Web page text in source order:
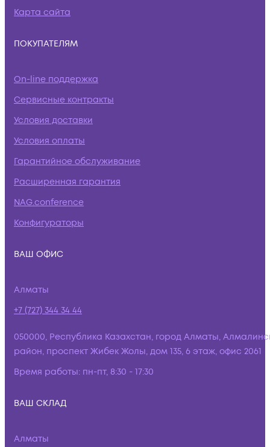
Карта сайта
ПОКУПАТЕЛЯМ
On-line поддержка
Сервисные контракты
Условия доставки
Условия оплаты
Гарантийное обслуживание
Расширенная гарантия
NAG.conference
Конфигураторы
ВАШ ОФИС
Алматы
+7 (727) 344 34 44
050000, Республика Казахстан, город Алматы,
район, проспект Жибек Жолы, дом 135, 6 этаж, офис 2061
Время работы: пн-пт, 8:30 - 17:30
ВАШ СКЛАД
Алматы